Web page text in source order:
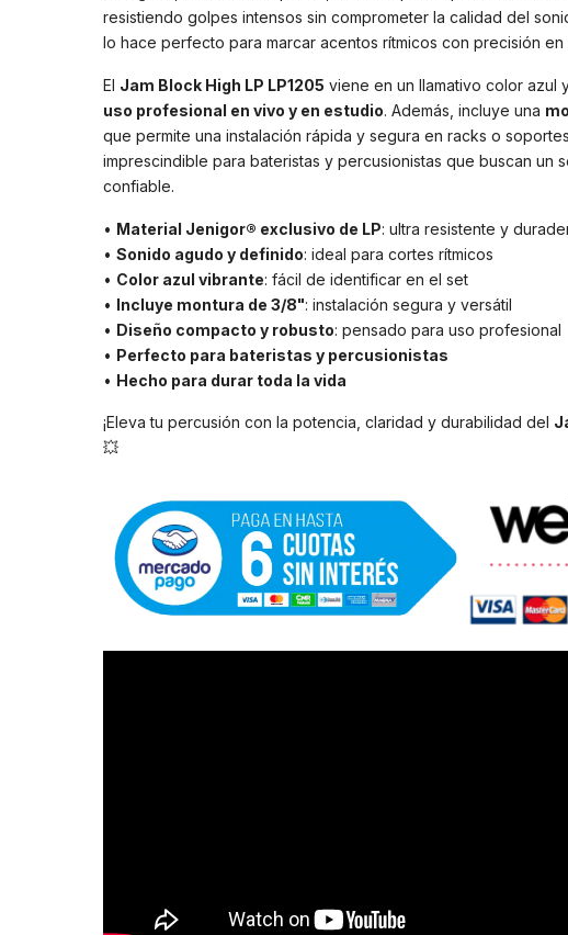
resistiendo golpes intensos sin comprometer la calidad del
lo hace perfecto para marcar acentos rítmicos con precisión en
El Jam Block High LP LP1205 viene en un llamativo color azul
uso profesional en vivo y en estudio. Además, incluye una
que permite una instalación rápida y segura en racks o
imprescindible para bateristas y percusionistas que buscan un
confiable.
• Material Jenigor® exclusivo de LP: ultra resistente y
• Sonido agudo y definido: ideal para cortes rítmicos
• Color azul vibrante: fácil de identificar en el set
• Incluye montura de 3/8": instalación segura y versátil
• Diseño compacto y robusto: pensado para uso profesional
• Perfecto para bateristas y percusionistas
• Hecho para durar toda la vida
¡Eleva tu percusión con la potencia, claridad y durabilidad del
💥